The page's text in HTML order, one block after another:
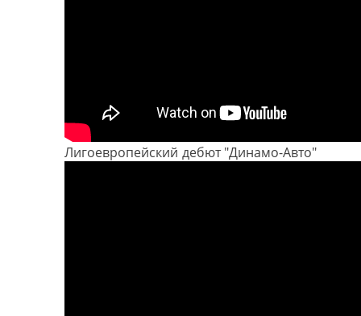
Лигоевропейский дебют "Динамо-Авто"